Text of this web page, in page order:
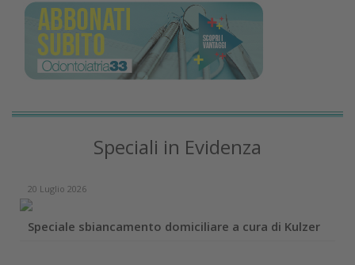
Speciali in Evidenza
20 Luglio 2026
Speciale sbiancamento domiciliare a cura di Kulzer